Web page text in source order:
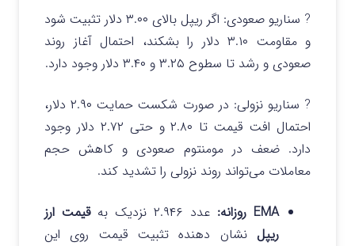
? سناریو صعودی: اگر ریپل بالای ۳.۰۰ دلار تثبیت شود
و مقاومت ۳.۱۰ دلار را بشکند، احتمال آغاز روند
صعودی و رشد تا سطوح ۳.۲۵ و ۳.۴۰ دلار وجود دارد.
? سناریو نزولی: در صورت شکست حمایت ۲.۹۰ دلار،
احتمال افت قیمت تا ۲.۸۰ و حتی ۲.۷۲ دلار وجود
دارد. ضعف در مومنتوم صعودی و کاهش حجم
معاملات می‌تواند روند نزولی را تشدید کند.
EMA روزانه: عدد ۲.۹۴۶ نزدیک به
قیمت ارز
ریپل نشان دهنده تثبیت قیمت روی این